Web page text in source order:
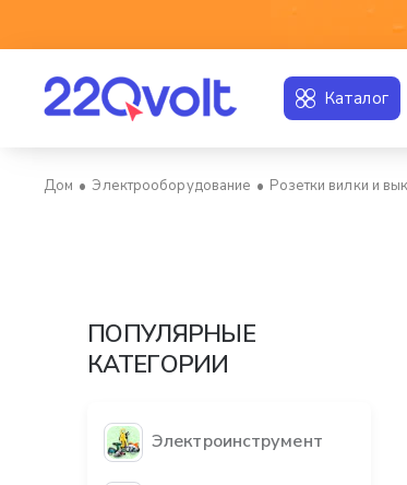
Каталог
Электрооборудование Розетки вилки и
ПОПУЛЯРНЫЕ
КАТЕГОРИИ
Электроинструмент